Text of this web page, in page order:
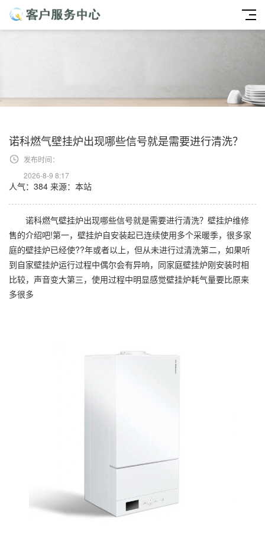
诺科燃气壁挂炉出现哪些信号就是需要进行清洗？
发布时间：
2026-8-9 8:17
人气：384 来源：本站
诺科燃气壁挂炉出现哪些信号就是需要进行清洗？壁挂炉维修
售的介绍吧!第一，壁挂炉自安装起已连续使用多个采暖季，很多家
庭的壁挂炉已经使??年或者以上，但从未进行过清洗第二，如果听
到自家壁挂炉运行过程中偶尔会有异响，同家庭壁挂炉刚安装时相
比较，声音变大第三，使用过程中明显感觉壁挂炉耗气量要比原来
多很多